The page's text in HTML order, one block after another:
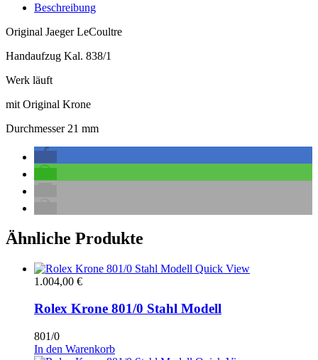
Beschreibung
Original Jaeger LeCoultre
Handaufzug Kal. 838/1
Werk läuft
mit Original Krone
Durchmesser 21 mm
Ähnliche Produkte
Quick View
1.004,00 €
Rolex Krone 801/0 Stahl Modell
801/0
In den Warenkorb